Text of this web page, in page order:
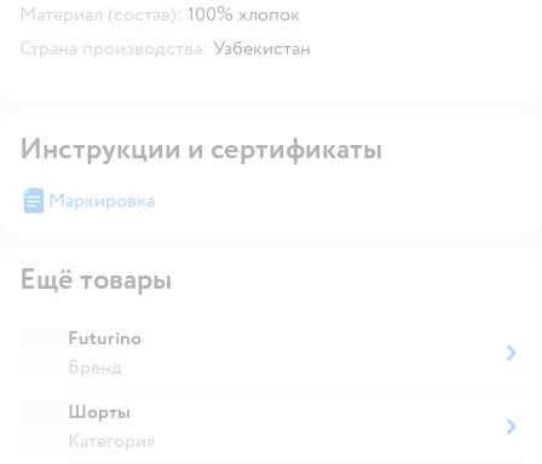
Материал (состав): 100% хлопок
Страна производства: Узбекистан
Инструкции и сертификаты
Маркировка
Ещё товары
Futurino
Бренд
Шорты
Категория